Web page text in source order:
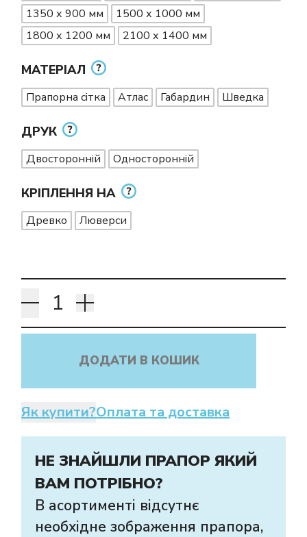
1350 х 900 мм
1500 х 1000 мм
1800 х 1200 мм
2100 х 1400 мм
МАТЕРІАЛ
Прапорна сітка Атлас Габардин Шведка
ДРУК
Двосторонній Односторонній
КРІПЛЕННЯ НА
Древко Люверси
ДОДАТИ В КОШИК
Як купити?Оплата та доставка
НЕ ЗНАЙШЛИ ПРАПОР ЯКИЙ
ВАМ ПОТРІБНО?
В асортименті відсутнє
необхідне зображення прапора,